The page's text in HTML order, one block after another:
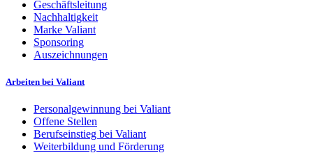
Geschäftsleitung
Nachhaltigkeit
Marke Valiant
Sponsoring
Auszeichnungen
Arbeiten bei Valiant
Personalgewinnung bei Valiant
Offene Stellen
Berufseinstieg bei Valiant
Weiterbildung und Förderung